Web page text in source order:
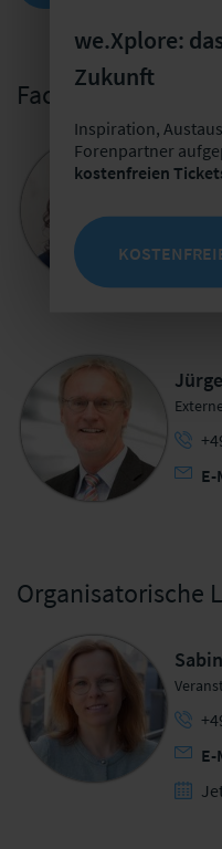
Fachliche Leitung
Dr.
E-
Organisatorische
we.Xplore:
Zukunft
Inspiration,
Forenpartner
kostenfreien